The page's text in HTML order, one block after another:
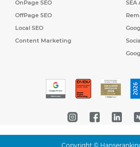
OnPage SEO
OffPage SEO
Local SEO
Content Marketing
SEA
Copyright ©